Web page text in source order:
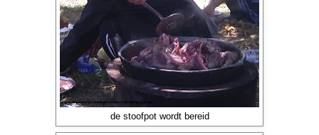
de stoofpot wordt bereid